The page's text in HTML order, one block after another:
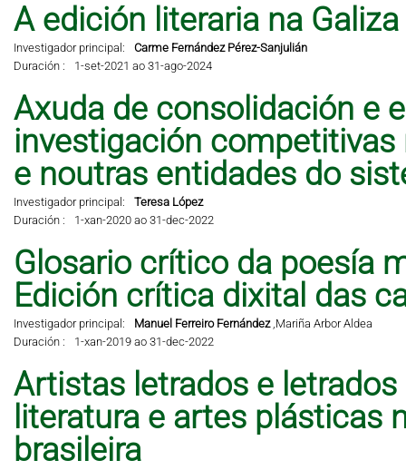
A edición literaria na
Investigador principal:
Carme Fernández Pérez-Sanjulián
Duración :
1-set-2021 ao 31-ago-2024
Axuda de consolidación e
investigación competitivas
e noutras entidades do
Investigador principal:
Teresa López
Duración :
1-xan-2020 ao 31-dec-2022
Glosario crítico da poesía
Edición crítica dixital das
Investigador principal: Manuel Ferreiro Fernández,Mariña Arbor Aldea
Duración :
1-xan-2019 ao 31-dec-2022
Artistas letrados e
literatura e artes plásticas
brasileira